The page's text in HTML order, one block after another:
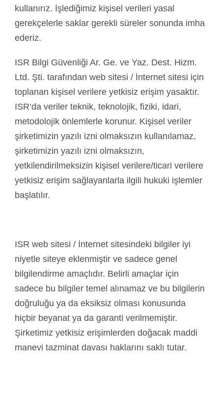
kullanırız. İşlediğimiz kişisel verileri yasal
gerekçelerle saklar gerekli süreler sonunda imha
ederiz.
ISR Bilgi Güvenliği Ar. Ge. ve Yaz. Dest. Hizm.
Ltd. Şti. tarafından web sitesi / İnternet sitesi için
toplanan kişisel verilere yetkisiz erişim yasaktır.
ISR’da veriler teknik, teknolojik, fiziki, idari,
metodolojik önlemlerle korunur. Kişisel veriler
şirketimizin yazılı izni olmaksızın kullanılamaz,
şirketimizin yazılı izni olmaksızın,
yetkilendirilmeksizin kişisel verilere/ticari verilere
yetkisiz erişim sağlayanlarla ilgili hukuki işlemler
başlatılır.
ISR web sitesi / İnternet sitesindeki bilgiler iyi
niyetle siteye eklenmiştir ve sadece genel
bilgilendirme amaçlıdır. Belirli amaçlar için
sadece bu bilgiler temel alınamaz ve bu bilgilerin
doğruluğu ya da eksiksiz olması konusunda
hiçbir beyanat ya da garanti verilmemiştir.
Şirketimiz yetkisiz erişimlerden doğacak maddi
manevi tazminat davası haklarını saklı tutar.